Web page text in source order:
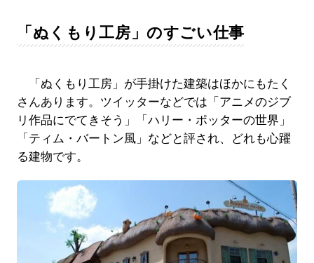
「ぬくもり工房」のすごい仕事
「ぬくもり工房」が手掛けた建築はほかにもたく
さんあります。ツイッターなどでは「アニメのジブ
リ作品にでてきそう」「ハリー・ポッターの世界」
「ティム・バートン風」などと評され、どれも心躍
る建物です。